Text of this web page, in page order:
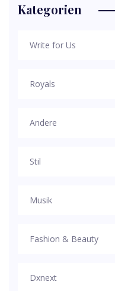
Kategorien
Write for Us
Royals
Andere
Stil
Musik
Fashion & Beauty
Dxnext